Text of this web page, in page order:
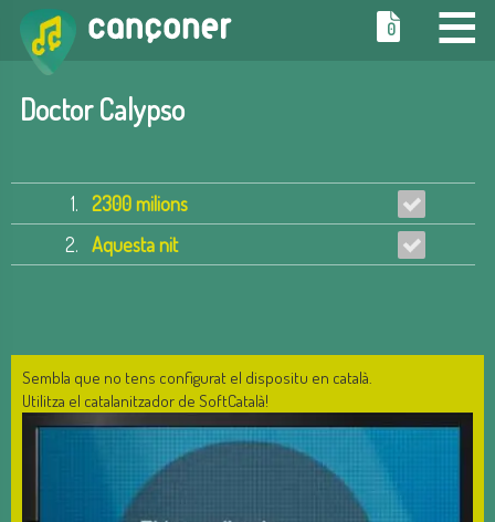
≡
0
Doctor Calypso
1. 2300 milions
2. Aquesta nit
Sembla que no tens configurat el dispositu en català.
Utilitza el catalanitzador de SoftCatalà!